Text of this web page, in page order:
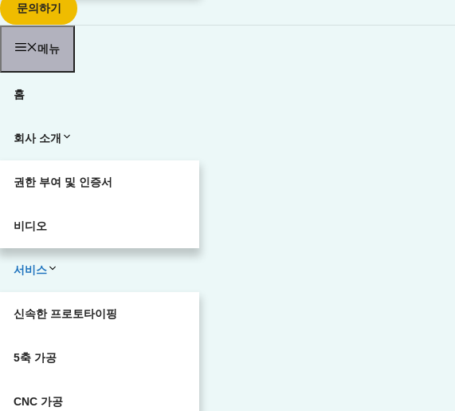
문의하기
메뉴
홈
회사 소개
권한 부여 및 인증서
비디오
서비스
신속한 프로토타이핑
5축 가공
CNC 가공